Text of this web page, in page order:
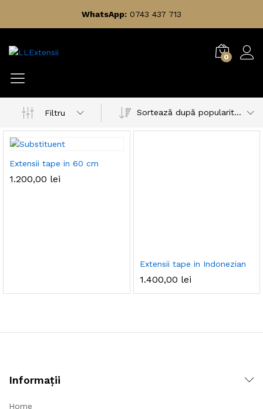
WhatsApp: 0743 437 713
0
Filtru Sortează după popularitatea vânzărilor
Extensii tape in 60 cm
1.200,00 lei
Extensii tape in Indonezian
1.400,00 lei
Informații
Home